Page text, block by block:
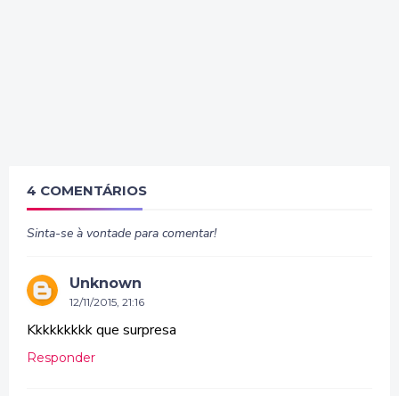
4 COMENTÁRIOS
Sinta-se à vontade para comentar!
Unknown
12/11/2015, 21:16
Kkkkkkkkk que surpresa
Responder